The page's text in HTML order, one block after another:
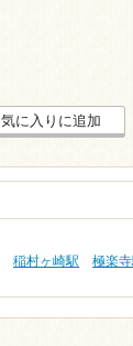
に入りに追加
稲村ヶ崎駅
極楽